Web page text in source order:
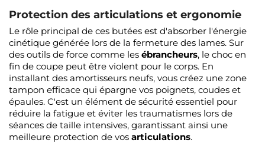
Protection des articulations et ergonomie
Le rôle principal de ces butées est d'absorber l'énergie
cinétique générée lors de la fermeture des lames. Sur
des outils de force comme les ébrancheurs, le choc en
fin de coupe peut être violent pour le corps. En
installant des amortisseurs neufs, vous créez une zone
tampon efficace qui épargne vos poignets, coudes et
épaules. C'est un élément de sécurité essentiel pour
réduire la fatigue et éviter les traumatismes lors de
séances de taille intensives, garantissant ainsi une
meilleure protection de vos articulations.